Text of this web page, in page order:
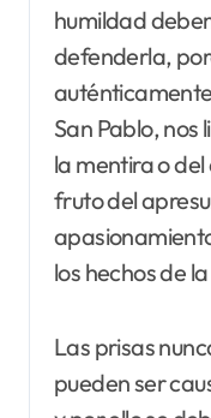
humildad
defenderla,
San Pablo, nos
la mentira o
fruto del
los hechos de
Las prisas
pueden ser